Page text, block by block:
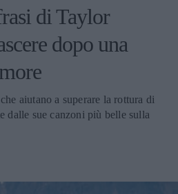
di Taylor
dopo una
aiutano a superare la rottura di
dalle sue canzoni più belle sulla